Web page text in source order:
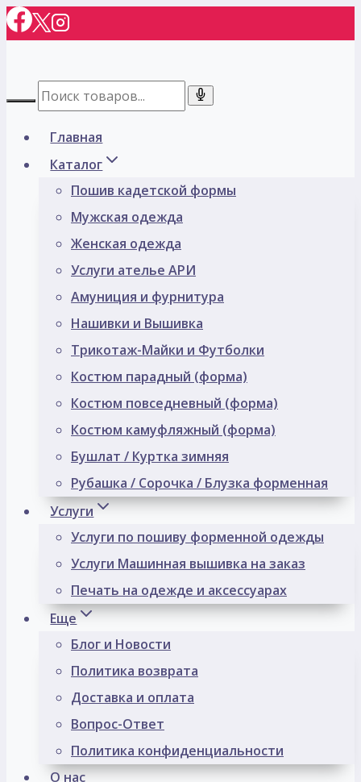
Перейти
к
Главная
Каталог
Пошив кадетской формы
Мужская одежда
Женская одежда
Услуги ателье АРИ
Амуниция и фурнитура
Нашивки и Вышивка
Трикотаж-Майки и Футболки
Костюм парадный (форма)
Костюм повседневный (форма)
Костюм камуфляжный (форма)
Бушлат / Куртка зимняя
Рубашка / Сорочка / Блузка форменная
Услуги
Услуги по пошиву форменной одежды
Услуги Машинная вышивка на заказ
Печать на одежде и аксессуарах
Еще
Блог и Новости
Политика возврата
Доставка и оплата
Вопрос-Ответ
Политика конфиденциальности
О нас